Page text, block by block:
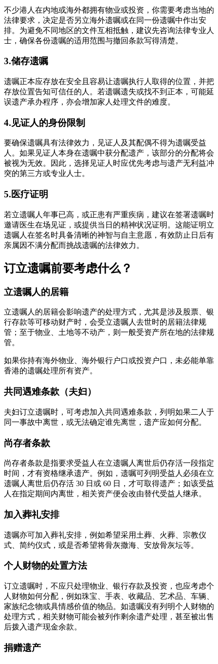
不少港人在内地或海外都拥有物业或投资，你需要考虑当地的
法律要求，决定是否另立海外遗嘱或在同一份遗嘱中作出安
排。为避免不同地区的文件互相抵触，建议先咨询法律专业人
士，确保各份遗嘱的适用范围与撤回条款写得清楚。
3.储存遗嘱
遗嘱正本应存放在安全且容易让遗嘱执行人取得的位置，并把
存放位置告知可信任的人。若遗嘱遗失或找不到正本，可能延
误遗产承办程序，亦会增加家人处理文件的难度。
4.见证人的身份限制
要确保遗嘱具有法律效力，见证人及其配偶不得为遗嘱受益
人。如果见证人本身在遗嘱中获分配遗产，该部分的分配将会
被视为无效。因此，选择见证人时应优先考虑与遗产无利益冲
突的第三方或专业人士。
5.医疗证明
若立遗嘱人年事已高，或正患有严重疾病，建议在签署遗嘱时
邀请医生在场见证，或提供当日的精神状况证明。这能证明立
遗嘱人在签名时具备清晰的神智与自主意愿，有效防止日后有
亲属因不满分配而挑战遗嘱的法律效力。
订立遗嘱前要考虑什么？
立遗嘱人的居籍
立遗嘱人的居籍会影响遗产的处理方式，尤其是涉及股票、银
行存款等可移动财产时，会受立遗嘱人去世时的居籍法律规
管；至于物业、土地等不动产，则一般受资产所在地的法律规
管。
如果你持有海外物业、海外银行户口或投资户口，未必能单靠
香港的遗嘱处理所有资产。
共同遇难条款（夫妇）
夫妇订立遗嘱时，可考虑加入共同遇难条款，列明如果二人于
同一事故中离世，或无法确定谁先离世，遗产应如何分配。
尚存者条款
尚存者条款是指要求受益人在立遗嘱人离世后仍存活一段指定
时间，才有资格继承遗产。例如，遗嘱可列明受益人必须在立
遗嘱人离世后仍存活 30 日或 60 日，才可取得遗产；如该受益
人在指定期间内离世，相关资产便会改由替代受益人继承。
加入葬礼安排
遗嘱亦可加入葬礼安排，例如希望采用土葬、火葬、宗教仪
式、简约仪式，或是否希望将骨灰撒海、安放骨灰坛等。
个人财物的处置方法
订立遗嘱时，不应只处理物业、银行存款及投资，也应考虑个
人财物如何分配，例如珠宝、手表、收藏品、艺术品、车辆、
家族纪念物或具情感价值的物品。如遗嘱没有列明个人财物的
处理方式，相关财物可能会被列作剩余遗产处理，甚至被出售
后拨入遗产现金余款。
捐赠遗产